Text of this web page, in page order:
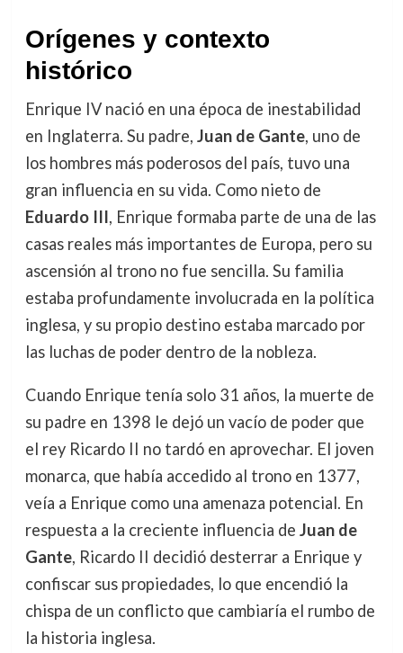
Orígenes y contexto
histórico
Enrique IV nació en una época de inestabilidad
en Inglaterra. Su padre, Juan de Gante, uno de
los hombres más poderosos del país, tuvo una
gran influencia en su vida. Como nieto de
Eduardo III, Enrique formaba parte de una de las
casas reales más importantes de Europa, pero su
ascensión al trono no fue sencilla. Su familia
estaba profundamente involucrada en la política
inglesa, y su propio destino estaba marcado por
las luchas de poder dentro de la nobleza.
Cuando Enrique tenía solo 31 años, la muerte de
su padre en 1398 le dejó un vacío de poder que
el rey Ricardo II no tardó en aprovechar. El joven
monarca, que había accedido al trono en 1377,
veía a Enrique como una amenaza potencial. En
respuesta a la creciente influencia de Juan de
Gante, Ricardo II decidió desterrar a Enrique y
confiscar sus propiedades, lo que encendió la
chispa de un conflicto que cambiaría el rumbo de
la historia inglesa.